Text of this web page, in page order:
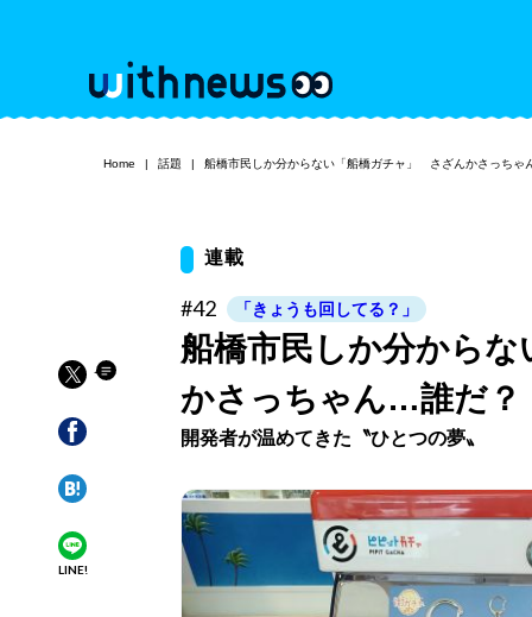
Home 話題 船橋市民しか分からない「船橋ガチャ」 さざんかさっちゃ
LINE!
連載
#42 「きょうも回してる？」
船橋市民しか分から
かさっちゃん…誰だ？
開発者が温めてきた〝ひとつの夢〟